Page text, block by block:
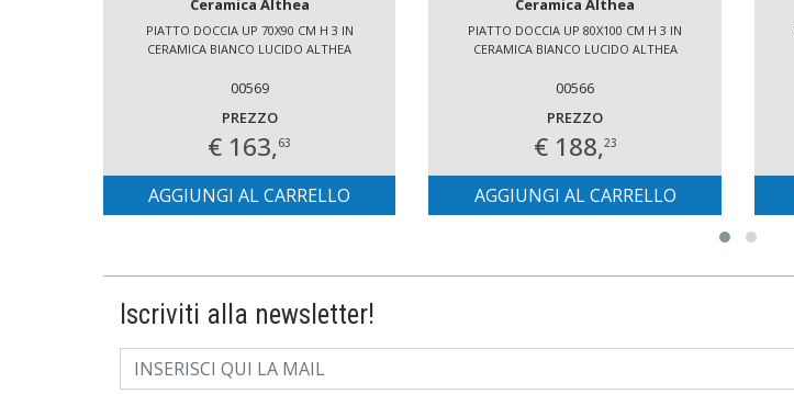
Ceramica Althea
PIATTO DOCCIA UP 70X90 CM H 3 IN
CERAMICA BIANCO LUCIDO ALTHEA
00569
PREZZO
€ 163,63
AGGIUNGI AL CARRELLO
Ceramica Althea
PIATTO DOCCIA UP 80X100 CM H 3 IN
CERAMICA BIANCO LUCIDO ALTHEA
00566
PREZZO
€ 188,23
AGGIUNGI AL CARRELLO
Iscriviti alla newsletter!